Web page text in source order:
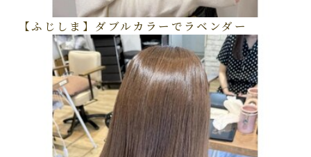
【ふじしま】ダブルカラーでラベンダー